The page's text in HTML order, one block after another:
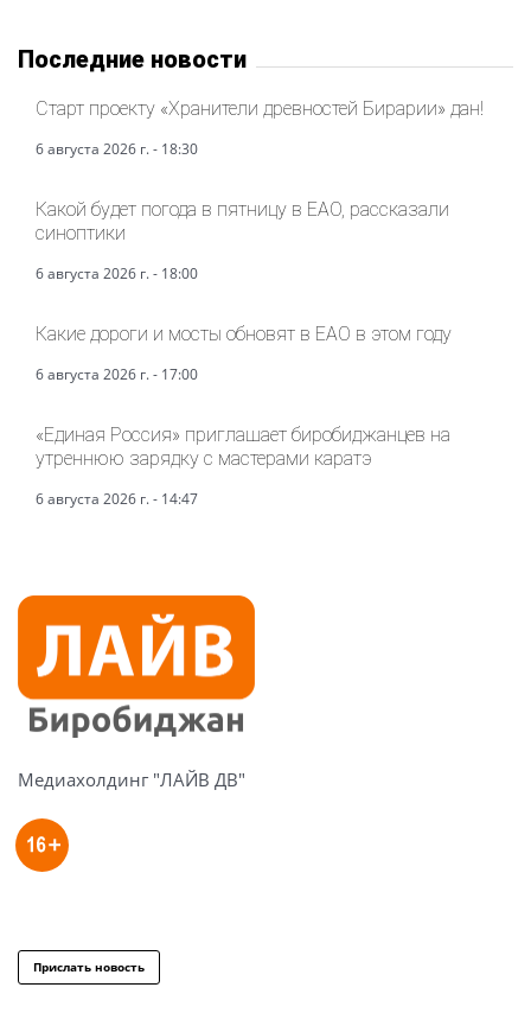
Последние новости
Старт проекту «Хранители древностей Бирарии» дан!
6 августа 2026 г. - 18:30
Какой будет погода в пятницу в ЕАО, рассказали
синоптики
6 августа 2026 г. - 18:00
Какие дороги и мосты обновят в ЕАО в этом году
6 августа 2026 г. - 17:00
«Единая Россия» приглашает биробиджанцев на
утреннюю зарядку с мастерами каратэ
6 августа 2026 г. - 14:47
Медиахолдинг "ЛАЙВ ДВ"
Прислать новость